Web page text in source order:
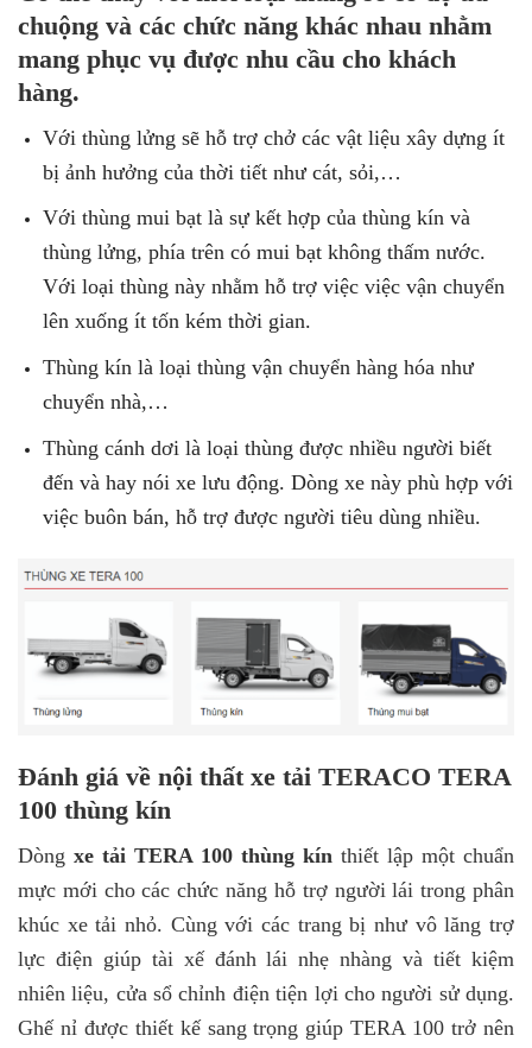
chuộng và các chức năng khác nhau nhằm
mang phục vụ được nhu cầu cho khách
hàng.
Với thùng lửng sẽ hỗ trợ chở các vật liệu xây dựng ít
bị ảnh hưởng của thời tiết như cát, sỏi,…
Với thùng mui bạt là sự kết hợp của thùng kín và
thùng lửng, phía trên có mui bạt không thấm nước.
Với loại thùng này nhằm hỗ trợ việc việc vận chuyển
lên xuống ít tốn kém thời gian.
Thùng kín là loại thùng vận chuyển hàng hóa như
chuyển nhà,…
Thùng cánh dơi là loại thùng được nhiều người biết
đến và hay nói xe lưu động. Dòng xe này phù hợp với
việc buôn bán, hỗ trợ được người tiêu dùng nhiều.
Đánh giá về nội thất xe tải TERACO TERA
100 thùng kín
Dòng xe tải TERA 100 thùng kín thiết lập một chuẩn
mực mới cho các chức năng hỗ trợ người lái trong phân
khúc xe tải nhỏ. Cùng với các trang bị như vô lăng trợ
lực điện giúp tài xế đánh lái nhẹ nhàng và tiết kiệm
nhiên liệu, cửa sổ chỉnh điện tiện lợi cho người sử dụng.
Ghế nỉ được thiết kế sang trọng giúp TERA 100 trở nên